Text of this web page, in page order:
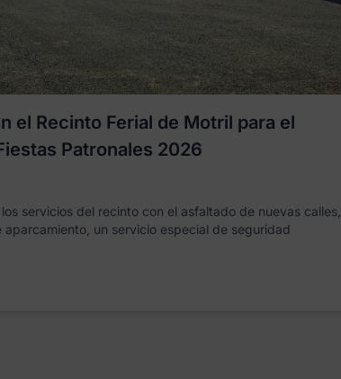
el Recinto Ferial de Motril para el
Patronales 2026
servicios del recinto con el asfaltado de nuevas
aparcamiento, un servicio especial de seguridad